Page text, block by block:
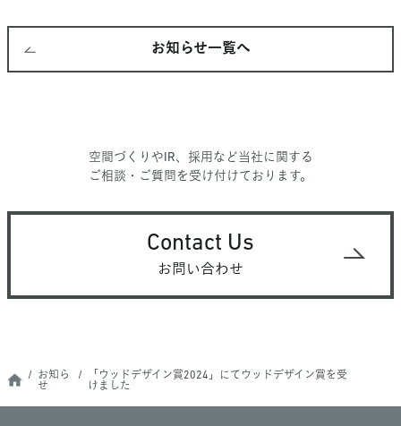
お知らせ一覧へ
空間づくりやIR、採用など当社に関する
ご相談・ご質問を受け付けております。
Contact Us
お問い合わせ
お知ら
せ
「ウッドデザイン賞2024」にてウッドデザイン賞を受
けました